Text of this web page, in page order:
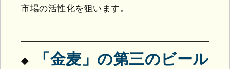
市場の活性化を狙います。
「金麦」の第三のビール